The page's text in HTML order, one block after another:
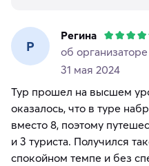
Р
Регина
об организаторе
31 мая 2024
Тур прошел на высшем
оказалось, что в туре
вместо 8, поэтому
и 3 туриста. Получился
спокойном темпе и без